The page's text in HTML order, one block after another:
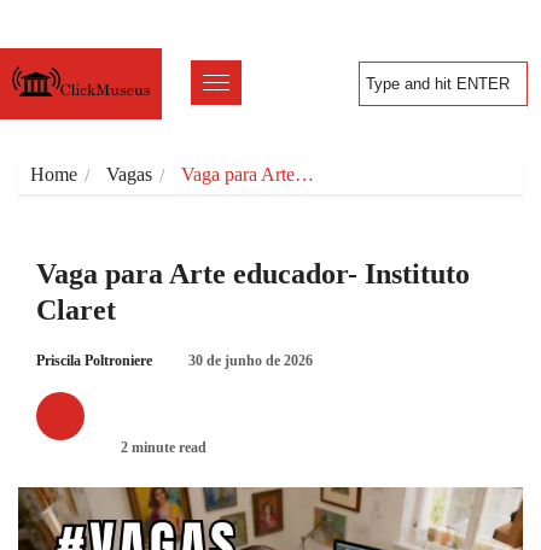
Home Vagas Vaga para Arte…
Vaga para Arte educador- Instituto
Claret
Priscila Poltroniere 30 de junho de 2026
2 minute read